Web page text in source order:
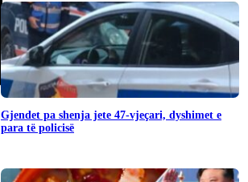
Gjendet pa shenja jete 47-vjeçari, dyshimet e
para të policisë